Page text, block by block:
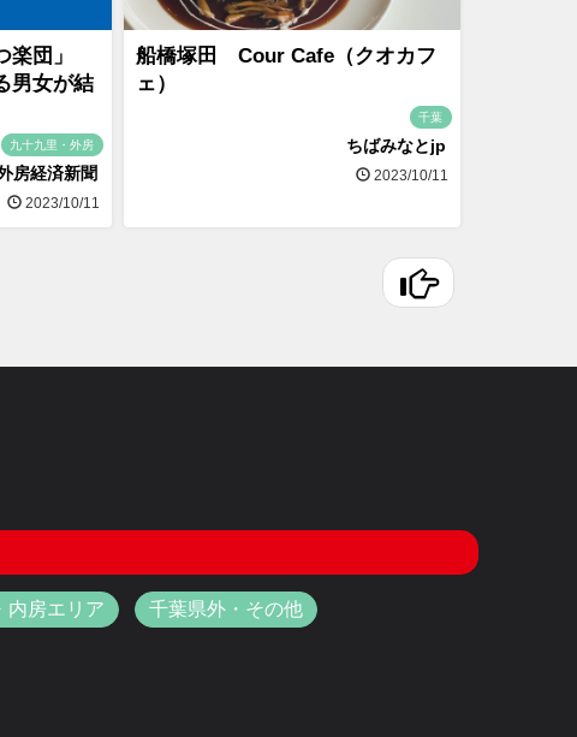
楽団」
男女が結
九十九里・外房
房経済新聞
2023/10/11
船橋塚田 Cour Cafe（クオカフ
ェ）
千葉
ちばみなとjp
2023/10/11
内房エリア 千葉県外・その他